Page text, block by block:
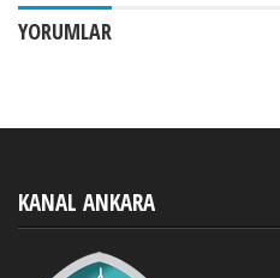
YORUMLAR
KANAL ANKARA